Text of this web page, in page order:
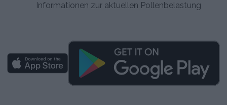
Informationen zur aktuellen Pollenbelastung